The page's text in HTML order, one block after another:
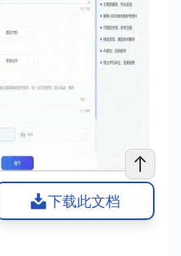
下载此文档